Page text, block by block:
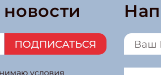
ПОДПИСАТЬСЯ
условия